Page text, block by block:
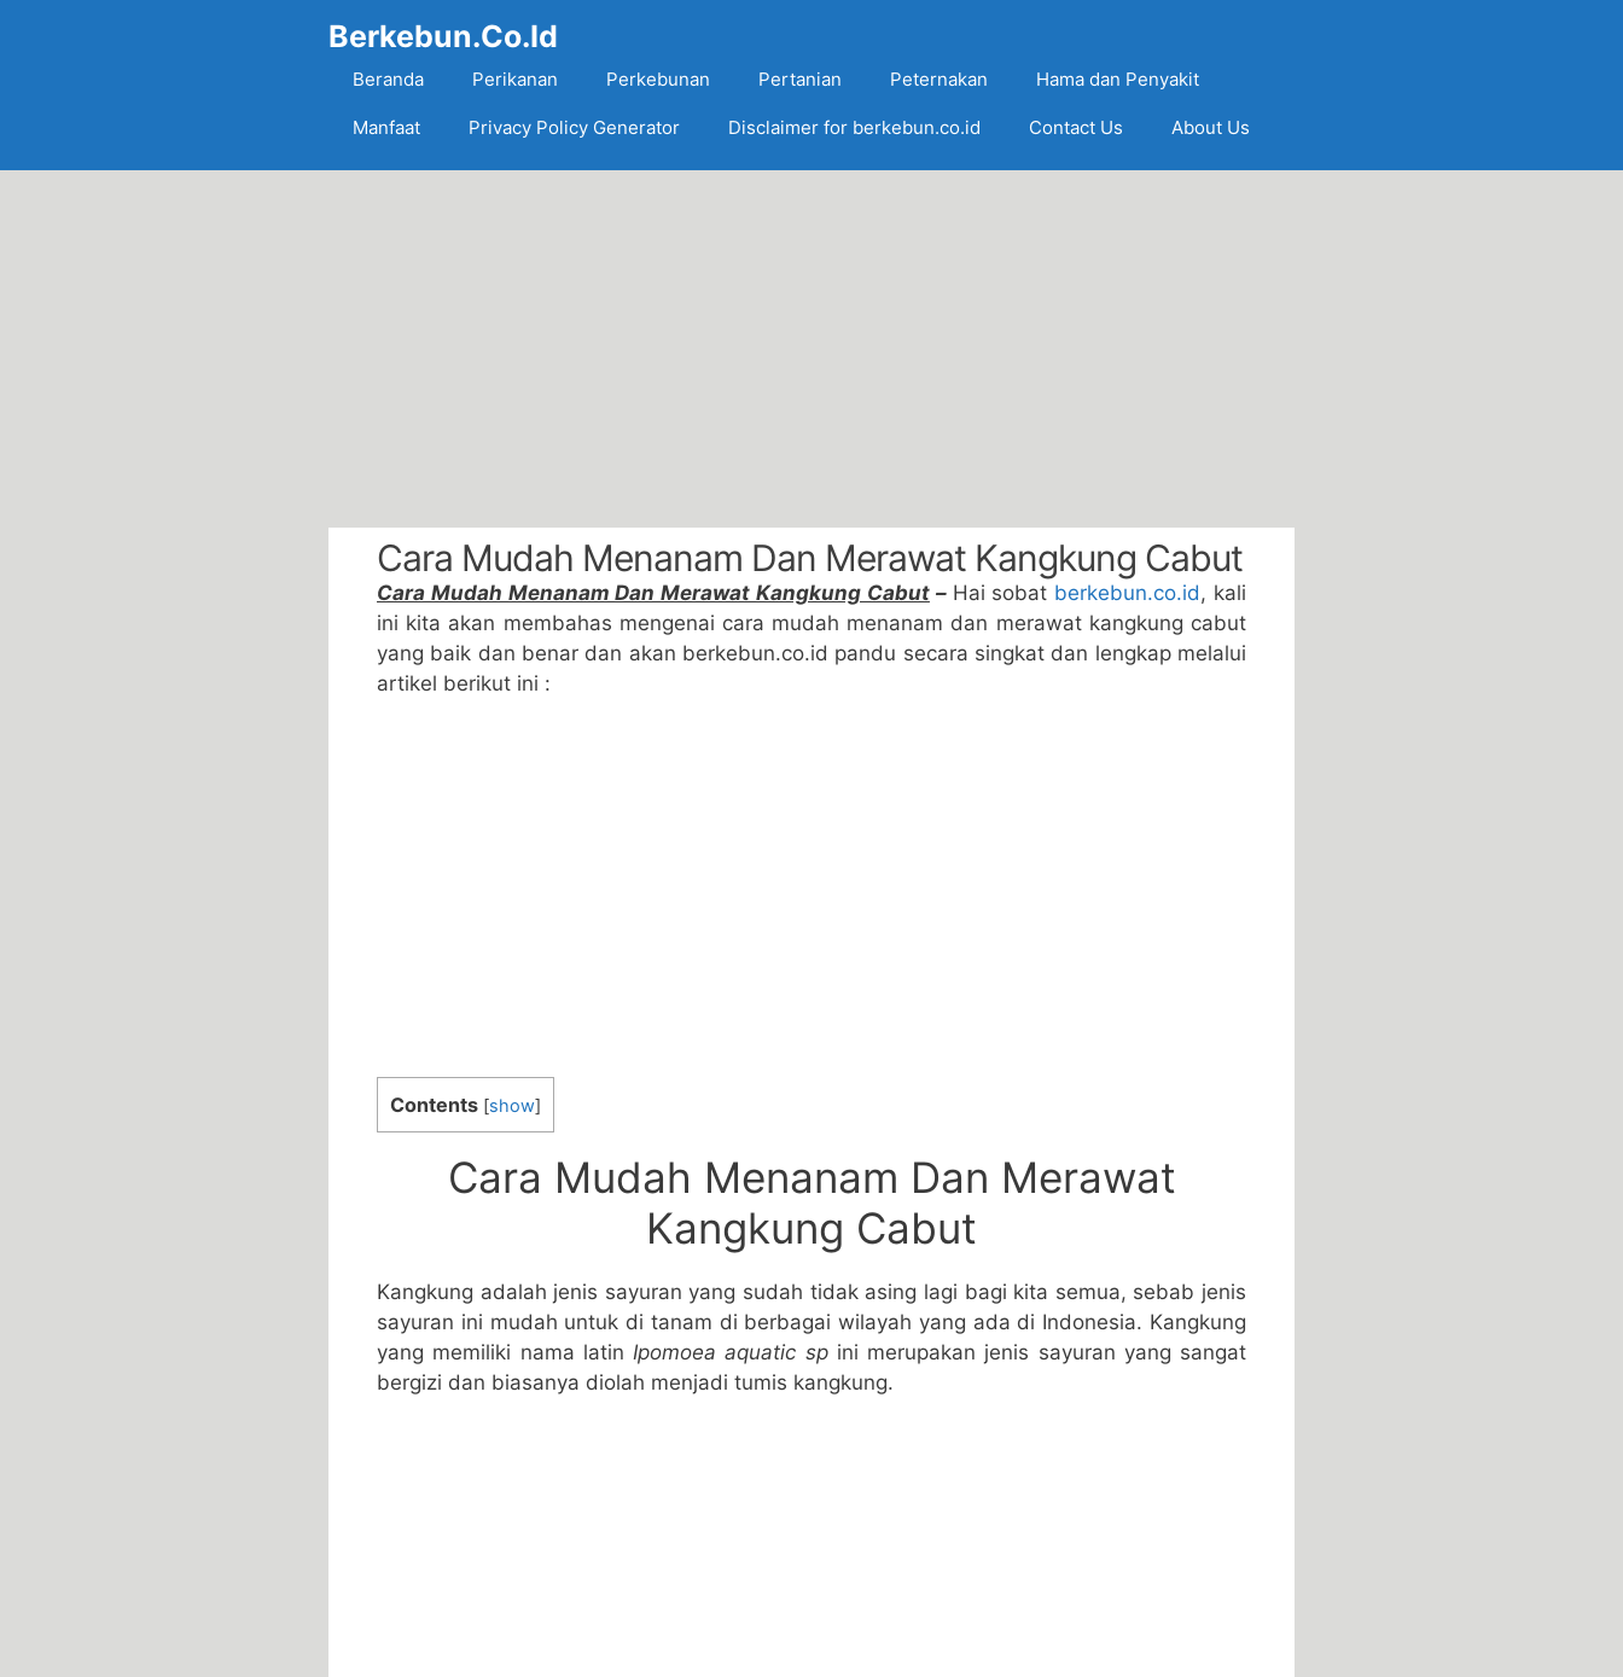
Berkebun.Co.Id
Beranda Perikanan Perkebunan Pertanian Peternakan Hama dan Penyakit
Manfaat Privacy Policy Generator Disclaimer for berkebun.co.id Contact Us About Us
Cara Mudah Menanam Dan Merawat Kangkung Cabut
Cara Mudah Menanam Dan Merawat Kangkung Cabut– Hai sobat berkebun.co.id , kali
ini kita akan membahas mengenai cara mudah menanam dan merawat kangkung cabut
yang baik dan benar dan akan berkebun.co.id pandu secara singkat dan lengkap melalui
artikel berikut ini :
Contents [show]
Cara Mudah Menanam Dan Merawat
Kangkung Cabut
Kangkung adalah jenis sayuran yang sudah tidak asing lagi bagi kita semua, sebab jenis
sayuran ini mudah untuk di tanam di berbagai wilayah yang ada di Indonesia. Kangkung
yang memiliki nama latin Ipomoea aquatic spini merupakan jenis sayuran yang sangat
bergizi dan biasanya diolah menjadi tumis kangkung.